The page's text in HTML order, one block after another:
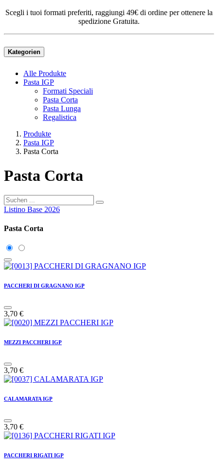
Scegli i tuoi formati preferiti, raggiungi 49€ di ordine per ottenere la
spedizione Gratuita.
Kategorien
Alle Produkte
Pasta IGP
Formati Speciali
Pasta Corta
Pasta Lunga
Regalistica
Produkte
Pasta IGP
Pasta Corta
Pasta Corta
Listino Base 2026
Pasta Corta
PACCHERI DI GRAGNANO IGP
3,70 €
MEZZI PACCHERI IGP
3,70 €
CALAMARATA IGP
3,70 €
PACCHERI RIGATI IGP